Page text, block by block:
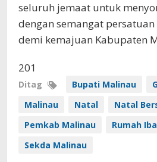
seluruh jemaat untuk
dengan semangat
demi kemajuan Kabupaten
201
Ditag Bupati Malinau
Malinau
Natal
Natal
Pemkab Malinau
Rumah
Sekda Malinau